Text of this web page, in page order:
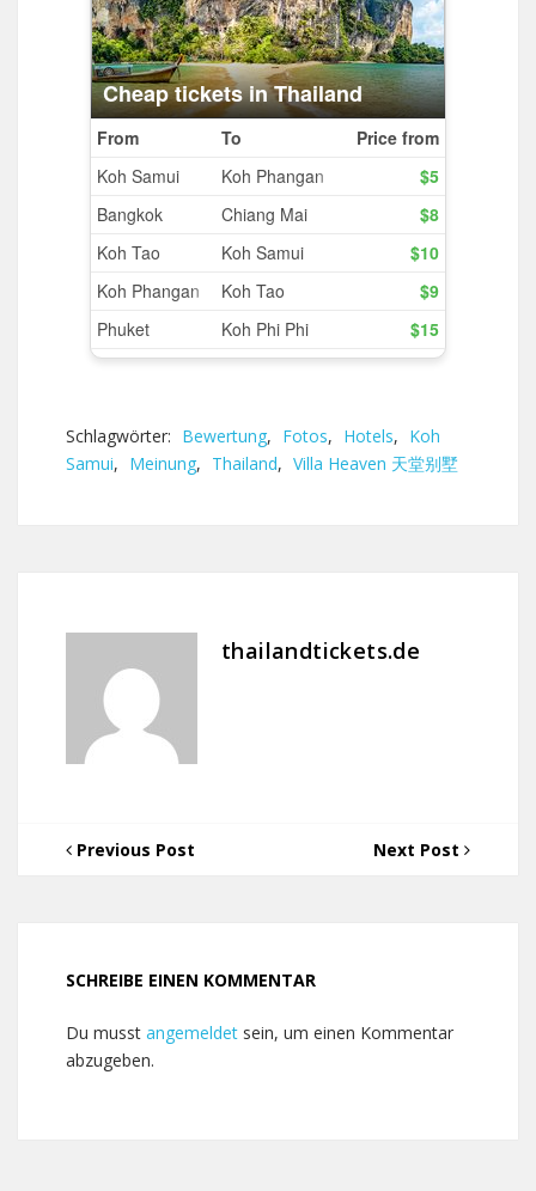
Schlagwörter: Bewertung, Fotos, Hotels, Koh
Samui, Meinung, Thailand, Villa Heaven 天堂别墅
thailandtickets.de
Previous Post Next Post
SCHREIBE EINEN KOMMENTAR
Du musst angemeldet sein, um einen Kommentar
abzugeben.